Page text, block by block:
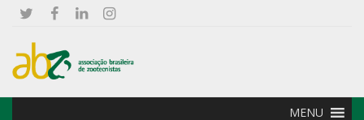
MENU